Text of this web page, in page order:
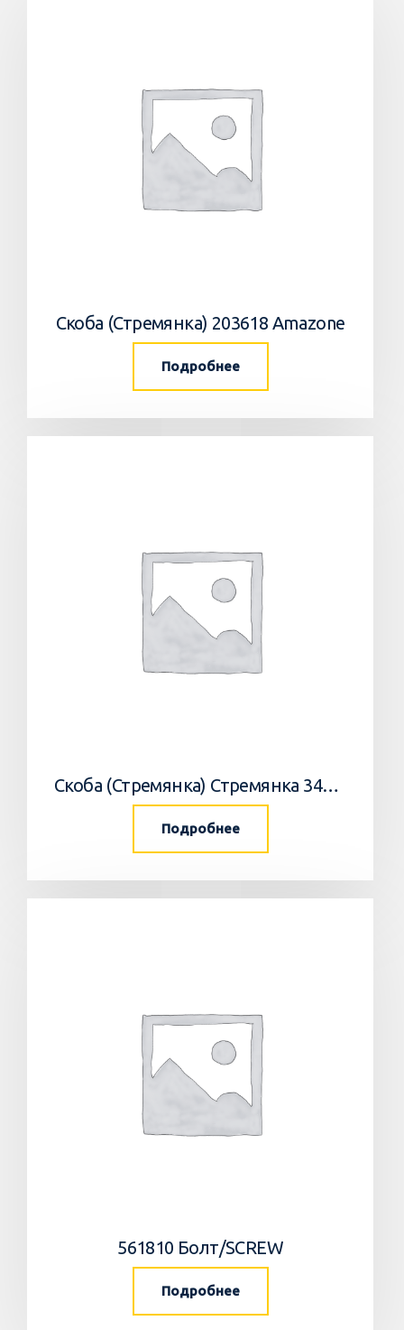
Скоба (Стремянка) 203618 Amazone
Подробнее
Скоба (Стремянка) Стремянка 34033502 Horsch
Подробнее
561810 Болт/SCREW
Подробнее